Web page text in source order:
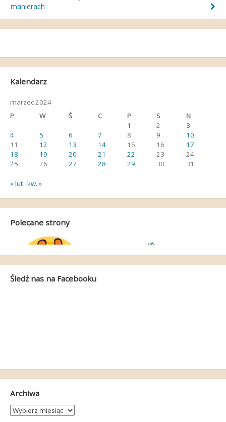
wpisu
manierach
Kalendarz
marzec 2024
P
W Ś C P S
N
1
2
3
4
5 6 7 8 9
10
11
12 13 14 15 16
17
18
19 20 21 22 23
24
25
26 27 28 29 30 31
« lut kw. »
Polecane strony
Śledź nas na Facebooku
Archiwa
Archiwa